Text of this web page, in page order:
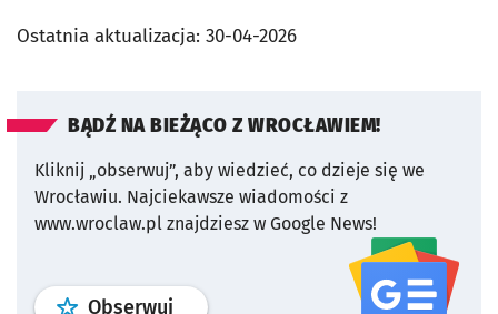
Ostatnia aktualizacja: 30-04-2026
BĄDŹ NA BIEŻĄCO Z WROCŁAWIEM!
Kliknij „obserwuj”, aby wiedzieć, co dzieje się we
Wrocławiu. Najciekawsze wiadomości z
www.wroclaw.pl znajdziesz w Google News!
Obserwuj profil serwisu